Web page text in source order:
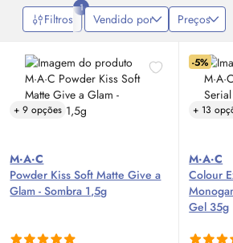
Filtros
1
Vendido por Preços
+ 9 opções
M·A·C
Powder Kiss Soft Matte Give a
Glam - Sombra 1,5g
-5%
+ 13
M·A·C
Colour
Gel 35g